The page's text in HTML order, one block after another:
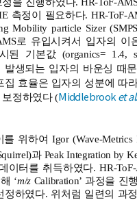
측정이 필요하다. HR-ToF-
Mobility particle Sizer
로 유입시켜서 입자의 이
기본값 (organics= 1.4,
발생되는 입자의 바운싱 때
집 효율은 입자의 성분에 따라
보정하였다 (Middlebrooket al
위하여 Igor (Wave-Metrics
과 Peak Integration by
이터를 취득하였다. HR-
‘m/z Calibration’ 과정을 진
하였다. 위처럼 일련의 과